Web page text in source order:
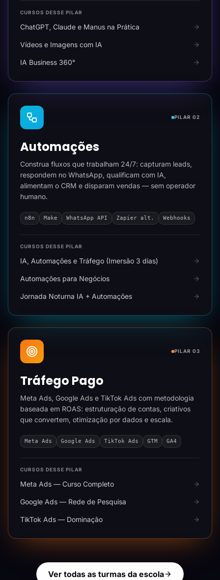
CURSOS DESSE PILAR
ChatGPT, Claude e Manus na Prática
Vídeos e Imagens com IA
IA Business 360°
PILAR 02
Automações
Construa fluxos que trabalham 24/7: capturam leads,
respondem no WhatsApp, qualificam com IA,
alimentam o CRM e disparam vendas — sem operador
humano.
n8n Make WhatsApp API Zapier alt. Webhooks
CURSOS DESSE PILAR
IA, Automações e Tráfego (Imersão 3 dias)
Automações para Negócios
Jornada Noturna IA + Automações
PILAR 03
Tráfego Pago
Meta Ads, Google Ads e TikTok Ads com metodologia
baseada em ROAS: estruturação de contas, criativos
que convertem, otimização por dados e escala.
Meta Ads Google Ads TikTok Ads GTM GA4
CURSOS DESSE PILAR
Meta Ads — Curso Completo
Google Ads — Rede de Pesquisa
TikTok Ads — Dominação
Ver todas as turmas da escola